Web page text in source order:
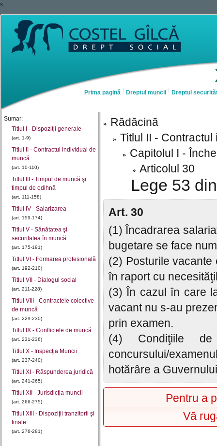
s
Prima pagină Dreptul muncii Dreptul
Sumar:
Titlul I - Dispoziţii generale
(art. 1-9)
Titlul II - Contractul individual de
muncă
(art. 10-110)
Titlul III - Timpul de muncă şi
timpul de odihnă
(art. 111-158)
Titlul IV - Salarizarea
(art. 159-174)
Titlul V - Sănătatea şi
securitatea în muncă
(art. 175-191)
Titlul VI - Formarea profesională
(art. 192-210)
Titlul VII - Dialogul social
(art. 211-228)
Titlul VIII - Contractele colective
de muncă
(art. 229-230)
Titlul IX - Conflictele de muncă
(art. 231-236)
Titlul X - Inspecţia Muncii
(art. 237-240)
Titlul XI - Răspunderea juridică
(art. 241-265)
Titlul XII - Jurisdicţia muncii
(art. 266-275)
Titlul XIII - Dispoziţii tranzitorii şi
finale
(art. 276-281)
Rădăcină
Titlul II -
Capitolul I -
Articolul 30
Lege 53
Art. 30
(1) Încadrarea
bugetare se face
(2) Posturile
în raport cu
(3) În cazul în care
vacant nu s-au
prin examen.
(4) Condiţiile
concursului/
hotărâre a
Pentru a
Vă